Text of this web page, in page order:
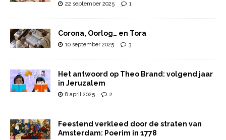
22 september 2025 1
Corona, Oorlog… en Tora
10 september 2025 3
Het antwoord op Theo Brand: volgend jaar
in Jeruzalem
8 april 2025 2
Feestend verkleed door de straten van
Amsterdam: Poerim in 1778